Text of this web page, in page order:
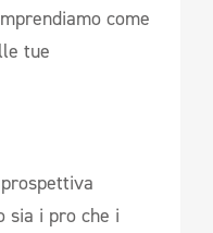
come
tue
sia i pro che i